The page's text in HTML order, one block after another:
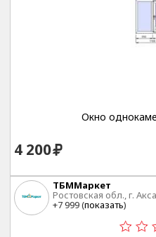
Окно
4 200
ТБММаркет
Ростовская обл., г.
+7 999 (показать)